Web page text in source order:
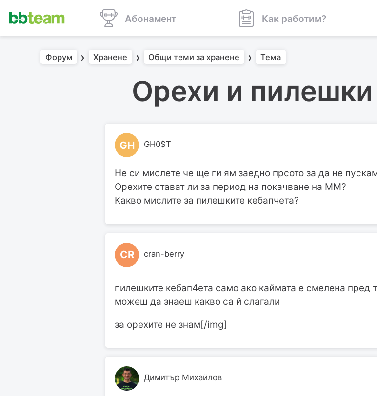
Абонамент Как работим?
Форум Хранене Общи теми за хранене Тема
Орехи и пилешки
GH GH0$T
Не си мислете че ще ги ям заедно прсото за да не
Орехите стават ли за период на покачване на ММ?
Какво мислите за пилешките кебапчета?
CR cran-berry
пилешките кебап4ета само ако каймата е смелена пред
можеш да знаеш какво са й слагали
за орехите не знам[/img]
Димитър Михайлов